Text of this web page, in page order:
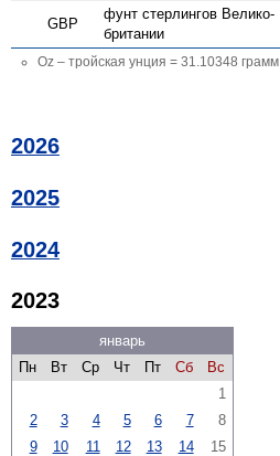
GBP
фунт стерлингов Велико­
британии
Oz – тройская унция = 31.10348 грамм
2026
2025
2024
2023
январь
Пн
Вт Ср Чт Пт Сб
Вс
1
2
3 4 5 6 7
8
9
10 11 12 13 14
15